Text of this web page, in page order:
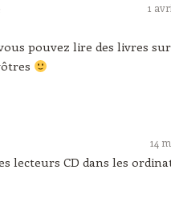
1
pouvez lire des livres
14
lecteurs CD dans les